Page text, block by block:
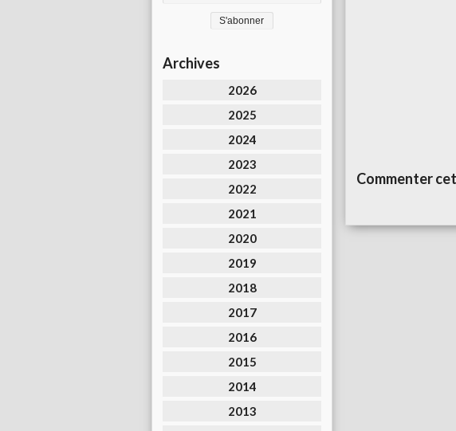
Archives
2026
2025
2024
2023
2022
2021
2020
2019
2018
2017
2016
2015
2014
2013
Commenter